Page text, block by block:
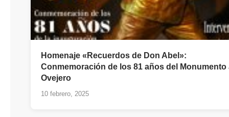
Homenaje «Recuerdos de Don Abel»:
Conmemoración de los 81 años del Monumento
Ovejero
10 febrero, 2025